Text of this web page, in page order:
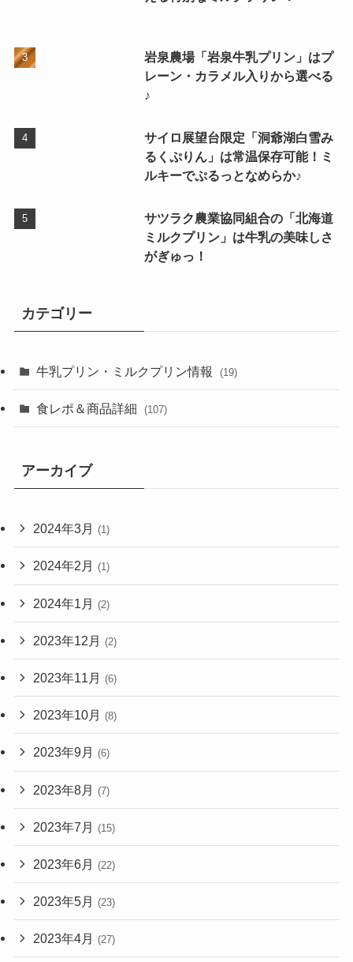
岩泉農場「岩泉牛乳プリン」はプ
レーン・カラメル入りから選べる
♪
サイロ展望台限定「洞爺湖白雪み
るくぷりん」は常温保存可能！ミ
ルキーでぷるっとなめらか♪
サツラク農業協同組合の「北海道
ミルクプリン」は牛乳の美味しさ
がぎゅっ！
カテゴリー
牛乳プリン・ミルクプリン情報 (19)
食レポ＆商品詳細 (107)
アーカイブ
2024年3月 (1)
2024年2月 (1)
2024年1月 (2)
2023年12月 (2)
2023年11月 (6)
2023年10月 (8)
2023年9月 (6)
2023年8月 (7)
2023年7月 (15)
2023年6月 (22)
2023年5月 (23)
2023年4月 (27)